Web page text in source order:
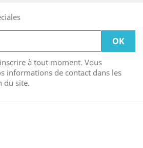
à tout moment. Vous
informations de contact dans les
du site.